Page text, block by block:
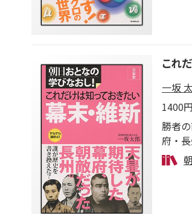
これ
一坂
1400
勝者
府・
を見